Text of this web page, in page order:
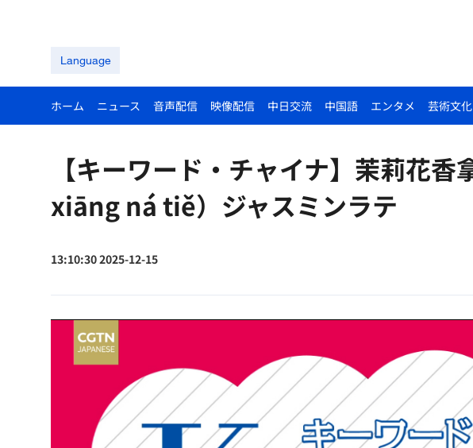
Language
ホーム ニュース 音声配信 映像配信 中日交流 中国語 エンタメ 芸術文化
【キーワード・チャイナ】茉莉花
xiāng ná tiě）ジャスミンラテ
13:10:30 2025-12-15